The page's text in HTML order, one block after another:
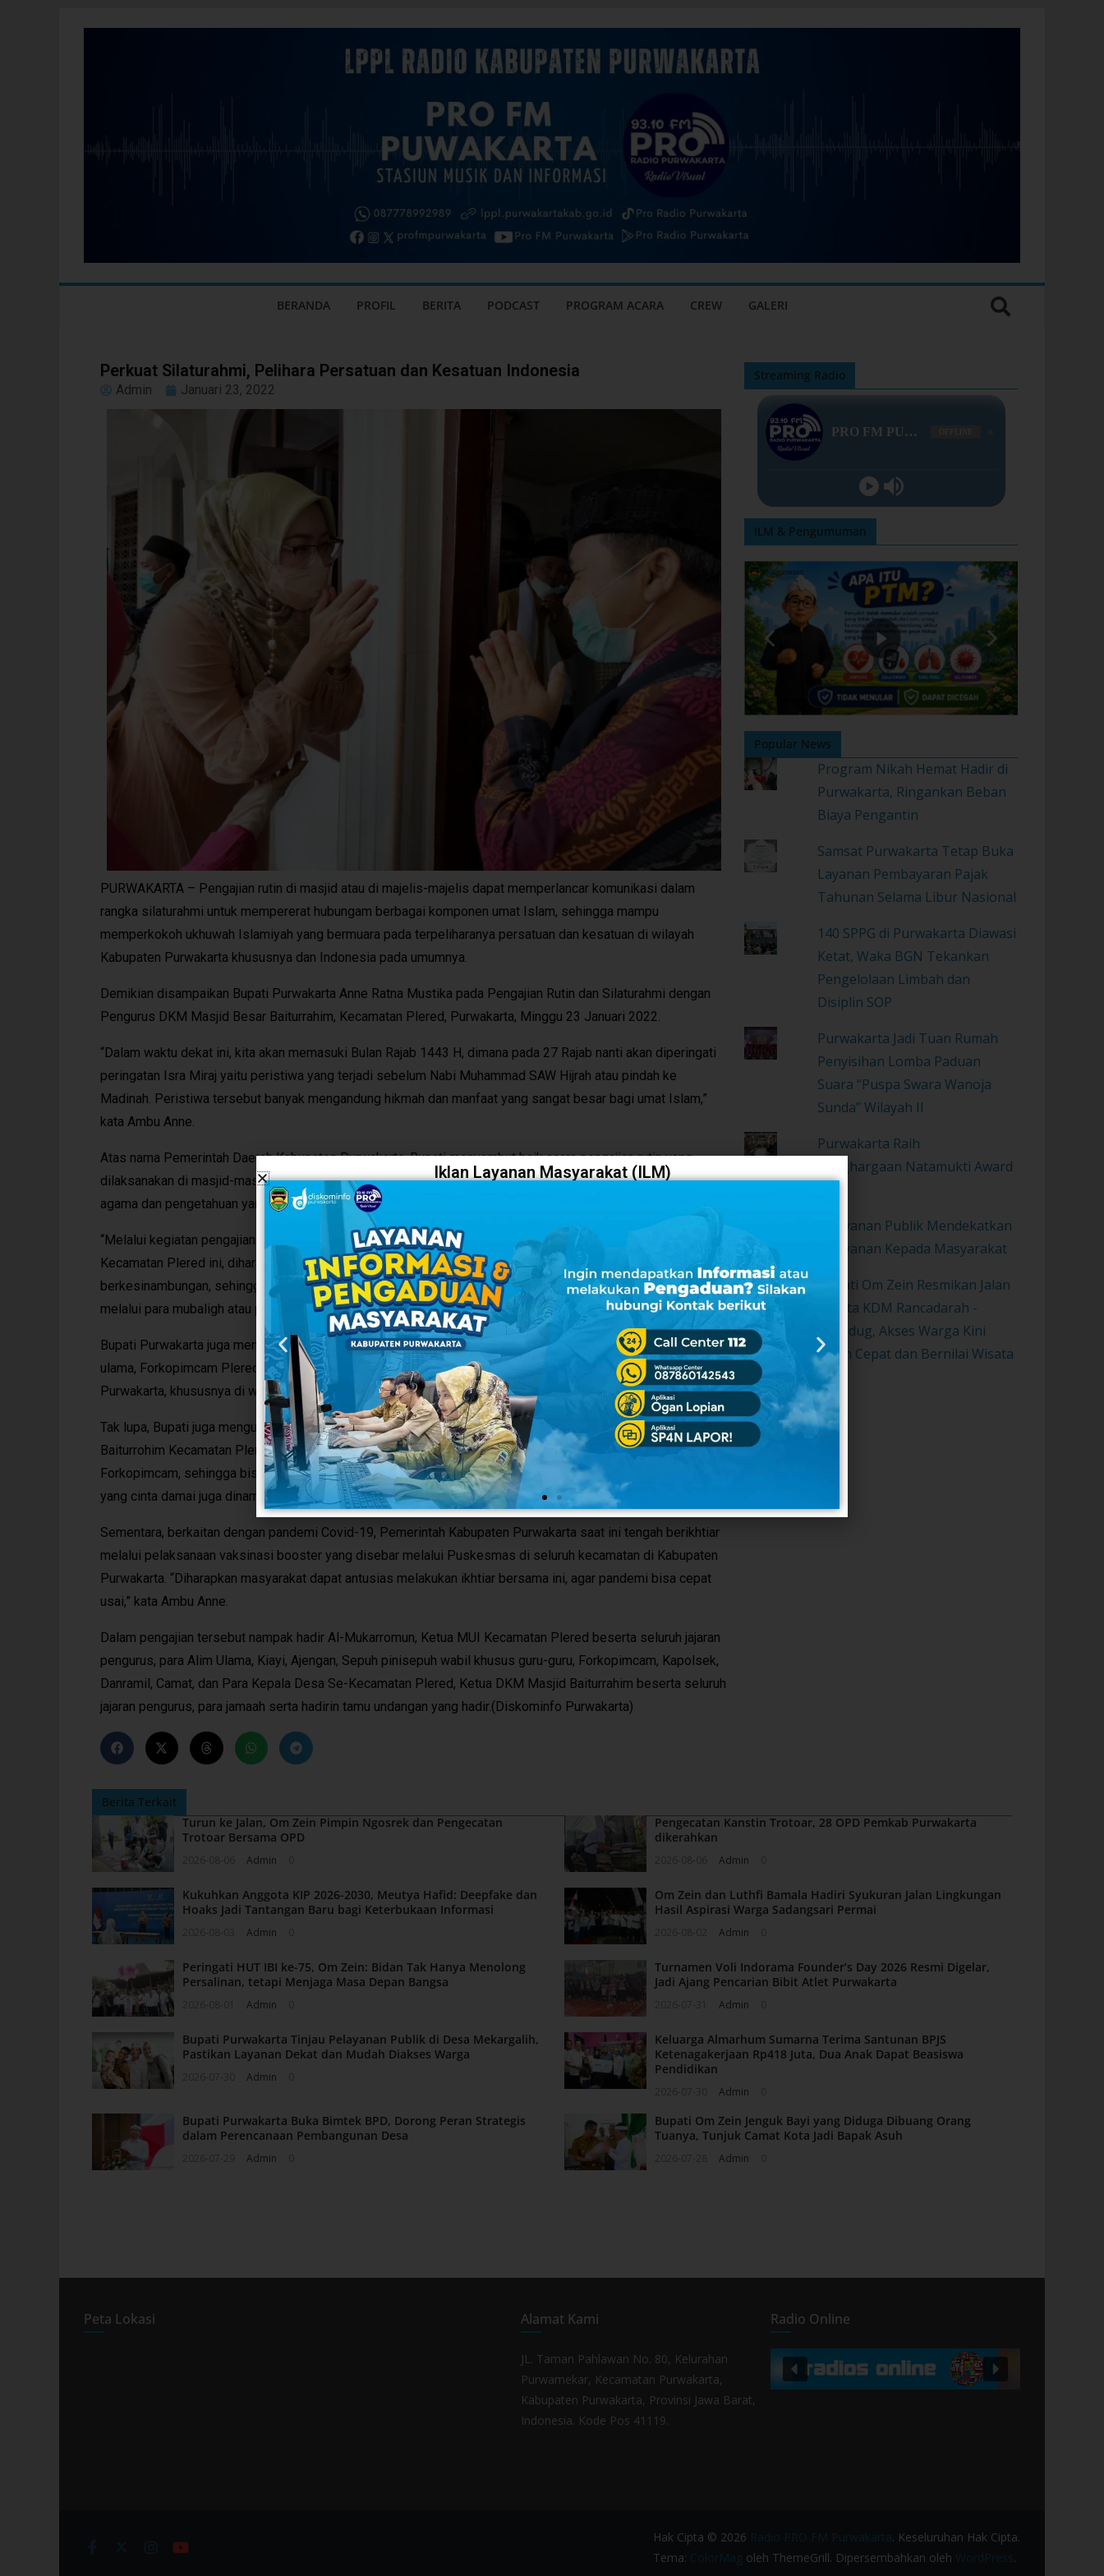
BERANDA PROFIL BERITA PODCAST PROGRAM ACARA CREW GALERI
Perkuat Silaturahmi, Pelihara Persatuan dan Kesatuan Indonesia
Admin Januari 23, 2022
PURWAKARTA – Pengajian rutin di masjid atau di majelis-majelis dapat memperlancar komunikasi dalam
rangka silaturahmi untuk mempererat hubungam berbagai komponen umat Islam, sehingga mampu
memperkokoh ukhuwah Islamiyah yang bermuara pada terpeliharanya persatuan dan kesatuan di wilayah
Kabupaten Purwakarta khususnya dan Indonesia pada umumnya.
Demikian disampaikan Bupati Purwakarta Anne Ratna Mustika pada Pengajian Rutin dan Silaturahmi dengan
Pengurus DKM Masjid Besar Baiturrahim, Kecamatan Plered, Purwakarta, Minggu 23 Januari 2022.
“Dalam waktu dekat ini, kita akan memasuki Bulan Rajab 1443 H, dimana pada 27 Rajab nanti akan diperingati
peringatan Isra Miraj yaitu peristiwa yang terjadi sebelum Nabi Muhammad SAW Hijrah atau pindah ke
Madinah. Peristiwa tersebut banyak mengandung hikmah dan manfaat yang sangat besar bagi umat Islam,”
kata Ambu Anne.
Atas nama Pemerintah Daerah Kabupaten Purwakarta, Bupati menyambut baik acara pengajian rutin yang
dilaksanakan di masjid-masjid besar di Kabupaten Purwakarta, diharapkan masyarakat mendapatkan ilmu
agama dan pengetahuan yang luas untuk memberikan bekal bagi generasi di masa kini dan masa mendatang.
“Melalui kegiatan pengajian rutin dan silaturahmi dengan pengurus baru DKM Masjid Besar Baiturrahim
Kecamatan Plered ini, diharapkan pengajian ini dan pengajian dimanapun dapat berjalan dengan lancar dan
berkesinambungan, sehingga jamaah pengajian dapat menyerap semua ilmu atau nilai-nilai yang disampaikan
melalui para mubaligh atau pemuka agama,” kata Ambu Anne.
Bupati Purwakarta juga mengucapkan terima kasih dan mengapresiasi setinggi-tingginya kepada para alim
ulama, Forkopimcam Plered, para kepala desa atas kebersamaannya dalam membangun masyarakat
Purwakarta, khususnya di wilayah Kecamatan Plered melalui berbagai kegiatan keagamaan.
Tak lupa, Bupati juga mengucapkan terima kasih kepada seluruh jajaran pengurus DKM Masjid Besar
Baiturrohim Kecamatan Plered yang senantiasa berkolaborasi dengan Pemerintah Kecamatan beserta
Forkopimcam, sehingga bisa terwujud silaturrahmi dan komitmen bersama dalam membangun SDM muslim
yang cinta damai juga dinamis dalam menghadapi masa depan yang hendak dilaluinya.
Sementara, berkaitan dengan pandemi Covid-19, Pemerintah Kabupaten Purwakarta saat ini tengah berikhtiar
melalui pelaksanaan vaksinasi booster yang disebar melalui Puskesmas di seluruh kecamatan di Kabupaten
Purwakarta. “Diharapkan masyarakat dapat antusias melakukan ikhtiar bersama ini, agar pandemi bisa cepat
usai,” kata Ambu Anne.
Dalam pengajian tersebut nampak hadir Al-Mukarromun, Ketua MUI Kecamatan Plered beserta seluruh jajaran
pengurus, para Alim Ulama, Kiayi, Ajengan, Sepuh pinisepuh wabil khusus guru-guru, Forkopimcam, Kapolsek,
Danramil, Camat, dan Para Kepala Desa Se-Kecamatan Plered, Ketua DKM Masjid Baiturrahim beserta seluruh
jajaran pengurus, para jamaah serta hadirin tamu undangan yang hadir.(Diskominfo Purwakarta)
Streaming Radio
ILM & Pengumuman
Popular News
Program Nikah Hemat Hadir di
Purwakarta, Ringankan Beban
Biaya Pengantin
Samsat Purwakarta Tetap Buka
Layanan Pembayaran Pajak
Tahunan Selama Libur Nasional
140 SPPG di Purwakarta Diawasi
Ketat, Waka BGN Tekankan
Pengelolaan Limbah dan
Disiplin SOP
Purwakarta Jadi Tuan Rumah
Penyisihan Lomba Paduan
Suara “Puspa Swara Wanoja
Sunda” Wilayah II
Purwakarta Raih
Penghargaan Natamukti Award
Pelayanan Publik Mendekatkan
Pelayanan Kepada Masyarakat
Bupati Om Zein Resmikan Jalan
Wisata KDM Rancadarah -
Gurudug, Akses Warga Kini
Lebih Cepat dan Bernilai Wisata
Berita Terkait
Turun ke Jalan, Om Zein Pimpin Ngosrek dan Pengecatan
Trotoar Bersama OPD
Admin
Pengecatan Kanstin Trotoar, 28 OPD Pemkab Purwakarta
dikerahkan
Admin
Kukuhkan Anggota KIP 2026-2030, Meutya Hafid: Deepfake dan
Hoaks Jadi Tantangan Baru bagi Keterbukaan Informasi
Admin
Om Zein dan Luthfi Bamala Hadiri Syukuran Jalan Lingkungan
Hasil Aspirasi Warga Sadangsari Permai
Admin
Peringati HUT IBI ke-75, Om Zein: Bidan Tak Hanya Menolong
Persalinan, tetapi Menjaga Masa Depan Bangsa
Admin
Turnamen Voli Indorama Founder’s Day 2026 Resmi Digelar,
Jadi Ajang Pencarian Bibit Atlet Purwakarta
Admin
Bupati Purwakarta Tinjau Pelayanan Publik di Desa Mekargalih,
Pastikan Layanan Dekat dan Mudah Diakses Warga
Admin
Keluarga Almarhum Sumarna Terima Santunan BPJS
Ketenagakerjaan Rp418 Juta, Dua Anak Dapat Beasiswa
Pendidikan
Admin
Bupati Purwakarta Buka Bimtek BPD, Dorong Peran Strategis
dalam Perencanaan Pembangunan Desa
Admin
Bupati Om Zein Jenguk Bayi yang Diduga Dibuang Orang
Tuanya, Tunjuk Camat Kota Jadi Bapak Asuh
Admin
Peta Lokasi Alamat Kami
JL. Taman Pahlawan No. 80, Kelurahan
Purwamekar, Kecamatan Purwakarta,
Kabupaten Purwakarta, Provinsi Jawa Barat,
Indonesia. Kode Pos 41119.
Radio Online
Hak Cipta © 2026 Radio PRO FM Purwakarta. Keseluruhan Hak Cipta.
Tema: ColorMag oleh ThemeGrill. Dipersembahkan oleh WordPress .
Iklan Layanan Masyarakat (ILM)